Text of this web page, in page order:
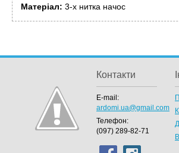
Матеріал: 3-х нитка начос
Контакти
E-mail:
ardomi.ua@gmail.com
Телефон:
(097) 289-82-71